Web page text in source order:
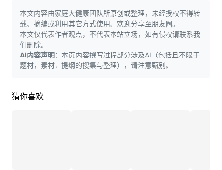
本文内容由家庭大健康团队所原创或整理，未经授权不得转
载、摘编或利用其它方式使用。欢迎分享至朋友圈。
本文仅代表作者观点，不代表本站立场，如有侵权请联系我
们删除。
AI内容声明： 本页内容撰写过程部分涉及AI（包括且不限于
题材，素材，提纲的搜集与整理），请注意甄别。
猜你喜欢